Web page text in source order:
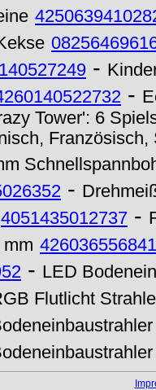
-
-
Tower': 6
-
4051435012737 -
- LED
Flutlicht